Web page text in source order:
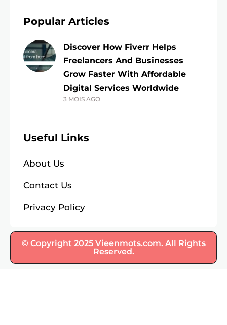
Popular Articles
Discover How Fiverr Helps
Freelancers And Businesses
Grow Faster With Affordable
Digital Services Worldwide
3 MOIS AGO
Useful Links
About Us
Contact Us
Privacy Policy
© Copyright 2025 Vieenmots.com. All Rights
Reserved.